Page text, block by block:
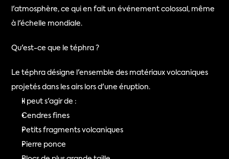
l'atmosphère, ce qui en fait un événement colossal, même
à l'échelle mondiale.
Qu'est-ce que le téphra ?
Le téphra désigne l'ensemble des matériaux volcaniques
projetés dans les airs lors d'une éruption.
Il peut s'agir de :
Cendres fines
Petits fragments volcaniques
Pierre ponce